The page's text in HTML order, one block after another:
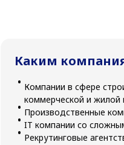
Компании в сфере
коммерческой и
Производственные
IT компании со
Рекрутинговые
Каким